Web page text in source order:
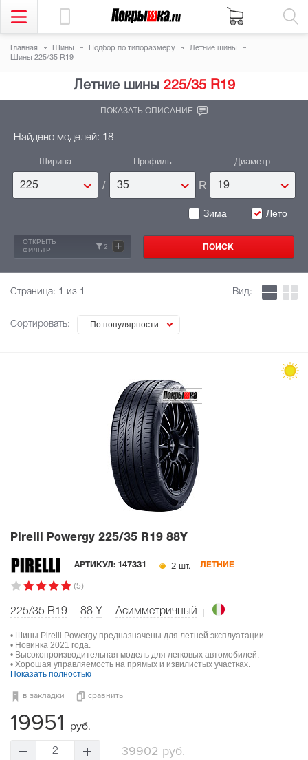
Главная Шины Подбор по типоразмеру
Летние шины
Шины 225/35 R19
Летние шины 225/35 R19
ПОКАЗАТЬ ОПИСАНИЕ
Найдено моделей: 18
Ширина
225 /
Профиль
35 R
Диаметр
19
Зима Лето
ОТКРЫТЬ
ФИЛЬТР
2 +
Страница: 1 из 1
Сортировать: По популярности
Вид:
Pirelli Powergy 225/35 R19 88Y
АРТИКУЛ: 147331 2 шт. ЛЕТНИЕ
(5)
225/35 R19 88 Y Асимметричный
• Шины Pirelli Powergy предназначены для летней эксплуатации.
• Новинка 2021 года.
• Высокопроизводительная модель для легковых автомобилей.
• Хорошая управляемость на прямых и извилистых участках.
Показать полностью
в закладки сравнить
19951 руб.
2 =39902 руб.